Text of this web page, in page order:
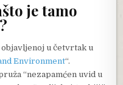
je tamo
u četvrtak u
Environment“.
“nezapamćen uvid u